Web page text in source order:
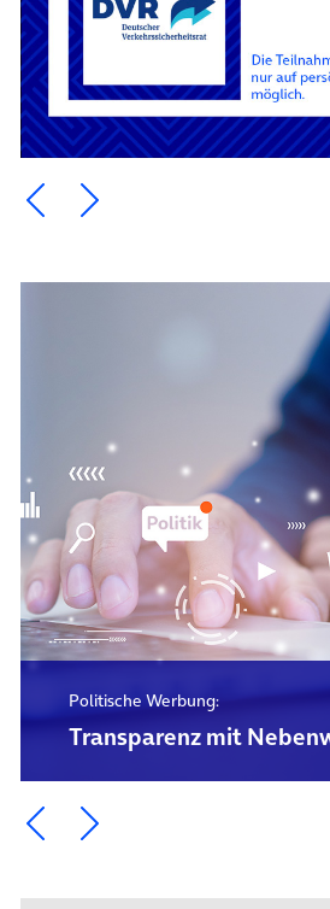
Ein Element zurück blättern
Ein Element weiter
Politische Werbung:
Transparenz mit
Ein Element zurück blättern
Ein Element weiter